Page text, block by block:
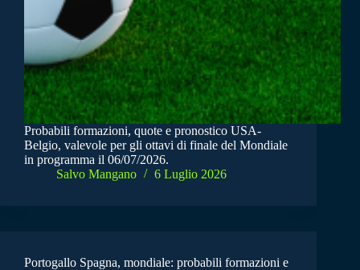
Probabili formazioni, quote e pronostico USA-
Belgio, valevole per gli ottavi di finale del Mondiale
in programma il 06/07/2026.
Salvo Mangano
6 Luglio 2026
Portogallo Spagna, mondiale: probabili formazioni e